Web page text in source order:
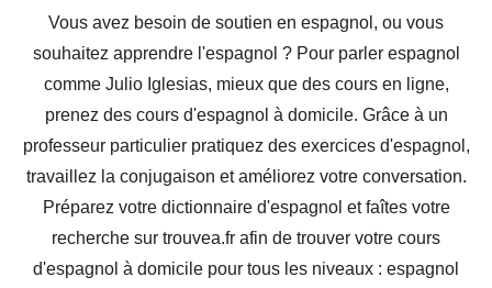
Vous avez besoin de soutien en espagnol, ou vous
souhaitez apprendre l'espagnol ? Pour parler espagnol
comme Julio Iglesias, mieux que des cours en ligne,
prenez des cours d'espagnol à domicile. Grâce à un
professeur particulier pratiquez des exercices d'espagnol,
travaillez la conjugaison et améliorez votre conversation.
Préparez votre dictionnaire d'espagnol et faîtes votre
recherche sur trouvea.fr afin de trouver votre cours
d'espagnol à domicile pour tous les niveaux : espagnol